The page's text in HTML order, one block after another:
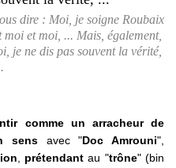
dire : Moi, je soigne Roubaix
et moi, ... Mais, également,
je ne dis pas souvent la vérité,
comme un arracheur de
sensavec "Doc Amrouni",
prétendant au "trône" (bin